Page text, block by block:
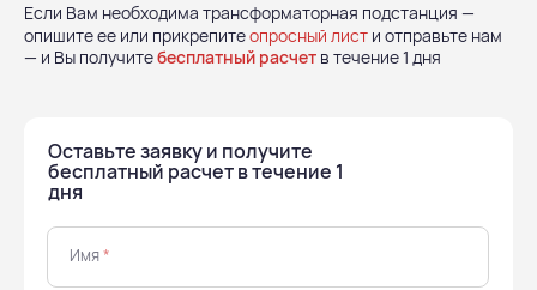
Если Вам необходима трансформаторная подстанция —
опишите ее или прикрепитеопросный лист и отправьте нам
— и Вы получитебесплатный расчет в течение 1 дня
Оставьте заявку и получите
бесплатный расчет в течение 1
дня
Имя*